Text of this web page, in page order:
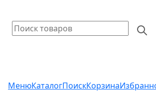
МенюКаталогПоискКорзина